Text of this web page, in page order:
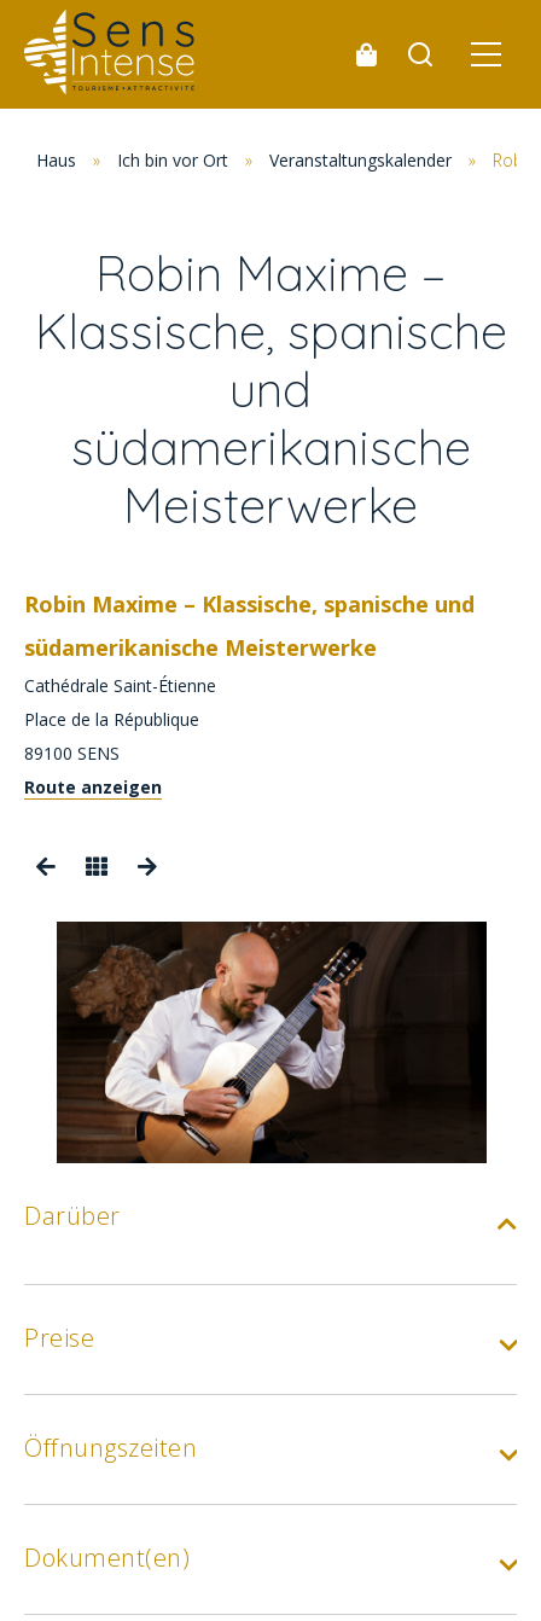
Haus » Ich bin vor Ort » Veranstaltungskalender »
Robin Maxime –
Klassische, spanische
und
südamerikanische
Meisterwerke
Robin Maxime – Klassische, spanische und
südamerikanische Meisterwerke
Cathédrale Saint-Étienne
Place de la République
89100 SENS
Route anzeigen
Darüber
Preise
Ermäßigter Satz :
Öffnungszeiten
Dokument(en)